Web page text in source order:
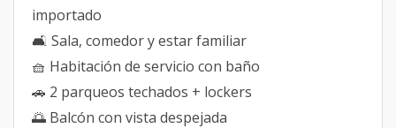
importado
🛋️ Sala, comedor y estar familiar
🧺 Habitación de servicio con baño
🚗 2 parqueos techados + lockers
🌅 Balcón con vista despejada